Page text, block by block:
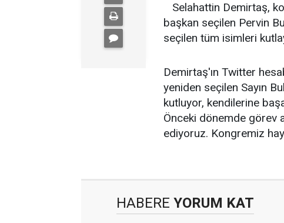
Selahattin Demirtaş,
başkan seçilen Pervin
seçilen tüm isimleri
Demirtaş'ın Twitter
yeniden seçilen Sayın
kutluyor, kendilerine
Önceki dönemde görev
ediyoruz. Kongremiz
HABERE YORUM KAT